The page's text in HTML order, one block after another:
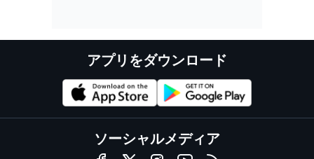
アプリをダウンロード
ソーシャルメディア